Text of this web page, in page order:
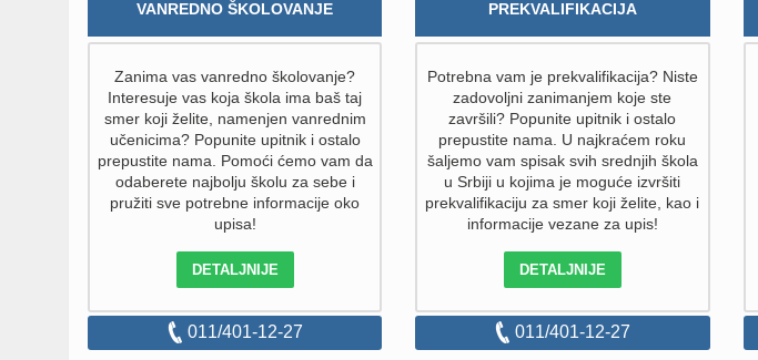
VANREDNO ŠKOLOVANJE
Zanima vas vanredno školovanje?
Interesuje vas koja škola ima baš taj
smer koji želite, namenjen vanrednim
učenicima? Popunite upitnik i ostalo
prepustite nama. Pomoći ćemo vam da
odaberete najbolju školu za sebe i
pružiti sve potrebne informacije oko
upisa!
DETALJNIJE
011/401-12-27
PREKVALIFIKACIJA
Potrebna vam je prekvalifikacija? Niste
zadovoljni zanimanjem koje ste
završili? Popunite upitnik i ostalo
prepustite nama. U najkraćem roku
šaljemo vam spisak svih srednjih škola
u Srbiji u kojima je moguće izvršiti
prekvalifikaciju za smer koji želite, kao i
informacije vezane za upis!
DETALJNIJE
011/401-12-27